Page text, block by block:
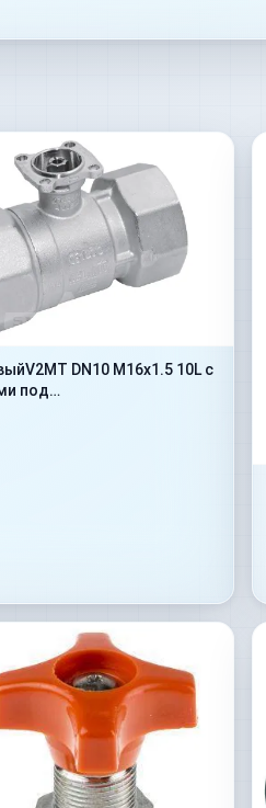
DN10 M16x1.5 10L с
под